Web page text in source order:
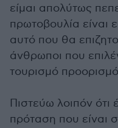
είμαι απολύτως
πρωτοβουλία είναι
αυτό που θα
άνθρωποι που
τουρισμό
Πιστεύω λοιπόν
πρόταση που είναι